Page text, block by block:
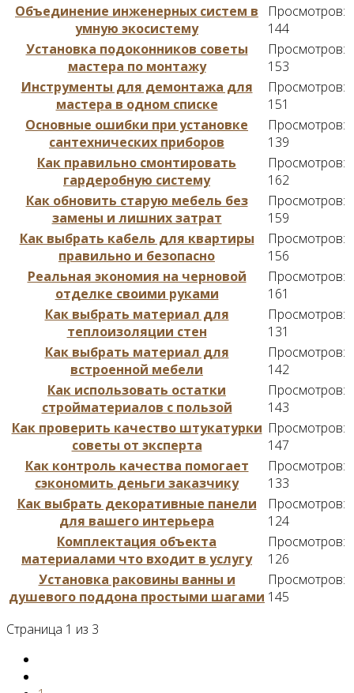
Объединение инженерных систем в
умную экосистему
Просмотров:
144
Установка подоконников советы
мастера по монтажу
Просмотров:
153
Инструменты для демонтажа для
мастера в одном списке
Просмотров:
151
Основные ошибки при установке
сантехнических приборов
Просмотров:
139
Как правильно смонтировать
гардеробную систему
Просмотров:
162
Как обновить старую мебель без
замены и лишних затрат
Просмотров:
159
Как выбрать кабель для квартиры
правильно и безопасно
Просмотров:
156
Реальная экономия на черновой
отделке своими руками
Просмотров:
161
Как выбрать материал для
теплоизоляции стен
Просмотров:
131
Как выбрать материал для
встроенной мебели
Просмотров:
142
Как использовать остатки
стройматериалов с пользой
Просмотров:
143
Как проверить качество штукатурки
советы от эксперта
Просмотров:
147
Как контроль качества помогает
сэкономить деньги заказчику
Просмотров:
133
Как выбрать декоративные панели
для вашего интерьера
Просмотров:
124
Комплектация объекта
материалами что входит в услугу
Просмотров:
126
Установка раковины ванны и
душевого поддона простыми шагами
Просмотров:
145
Страница 1 из 3